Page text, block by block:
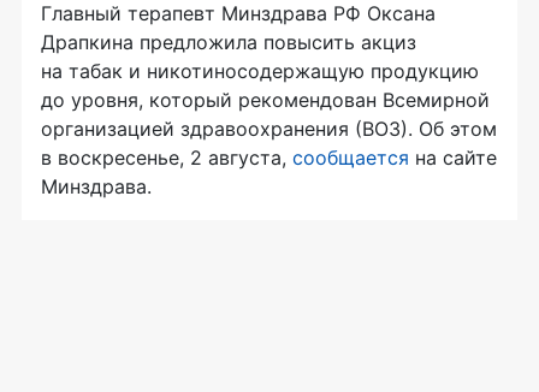
Главный терапевт Минздрава РФ Оксана
Драпкина предложила повысить акциз
на табак и никотиносодержащую продукцию
до уровня, который рекомендован Всемирной
организацией здравоохранения (ВОЗ). Об этом
в воскресенье, 2 августа, сообщается на сайте
Минздрава.